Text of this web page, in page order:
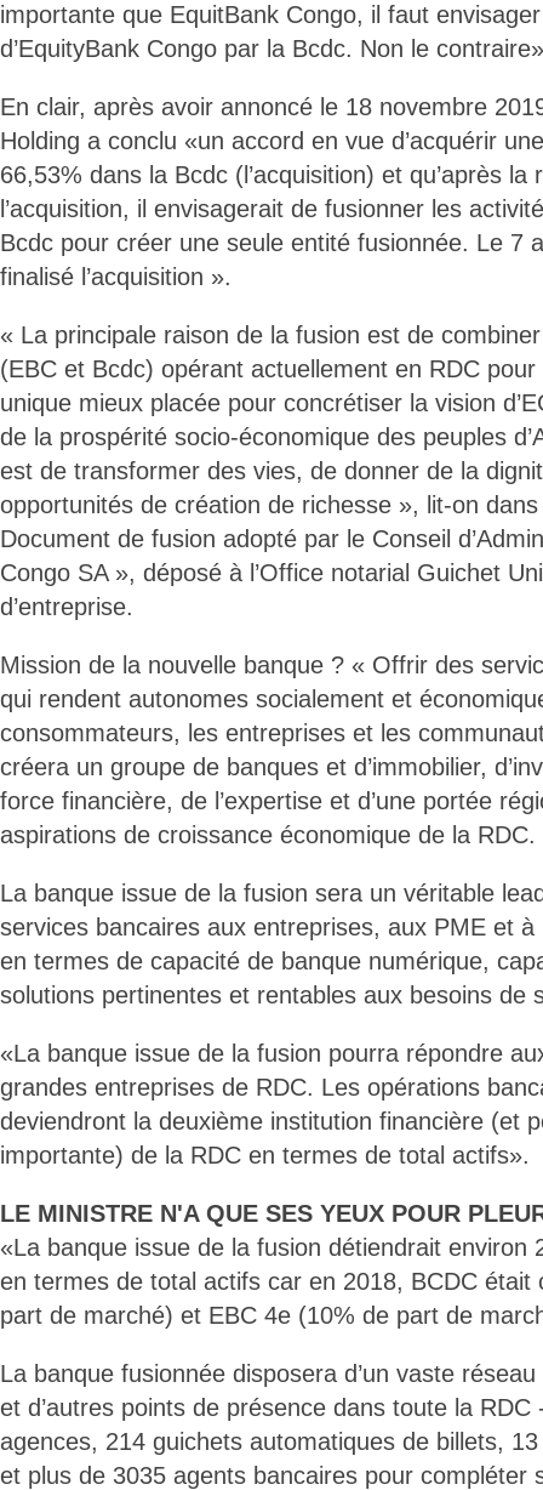
importante que EquitBank Congo, il faut envisager
d’EquityBank Congo par la Bcdc. Non le
En clair, après avoir annoncé le 18 novembre
Holding a conclu «un accord en vue d’acquérir
66,53% dans la Bcdc (l’acquisition) et qu’après la
l’acquisition, il envisagerait de fusionner les
Bcdc pour créer une seule entité fusionnée. Le 7
finalisé l’acquisition ».
« La principale raison de la fusion est de
(EBC et Bcdc) opérant actuellement en RDC
unique mieux placée pour concrétiser la vision
de la prospérité socio-économique des peuples
est de transformer des vies, de donner de la
opportunités de création de richesse », lit-on
Document de fusion adopté par le Conseil
Congo SA », déposé à l’Office notarial Guichet
d’entreprise.
Mission de la nouvelle banque ? « Offrir des
qui rendent autonomes socialement et
consommateurs, les entreprises et les
créera un groupe de banques et d’immobilier,
force financière, de l’expertise et d’une portée
aspirations de croissance économique de la RDC.
La banque issue de la fusion sera un véritable
services bancaires aux entreprises, aux PME et
en termes de capacité de banque numérique,
solutions pertinentes et rentables aux besoins de
«La banque issue de la fusion pourra répondre
grandes entreprises de RDC. Les opérations
deviendront la deuxième institution financière (et
importante) de la RDC en termes de total actifs».
LE MINISTRE N'A QUE SES YEUX POUR
«La banque issue de la fusion détiendrait environ
en termes de total actifs car en 2018, BCDC était
part de marché) et EBC 4e (10% de part de
La banque fusionnée disposera d’un vaste réseau
et d’autres points de présence dans toute la RDC
agences, 214 guichets automatiques de billets,
et plus de 3035 agents bancaires pour compléter